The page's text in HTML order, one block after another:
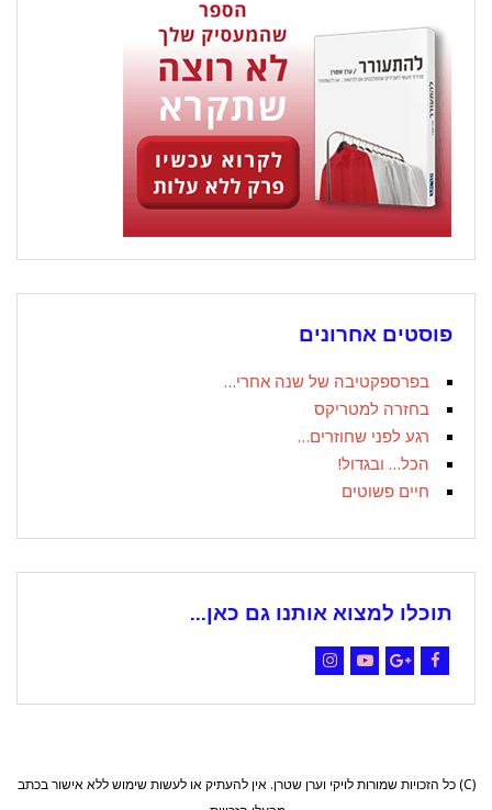
פוסטים אחרונים
בפרספקטיבה של שנה אחרי…
בחזרה למטריקס
רגע לפני שחוזרים…
הכל… ובגדול!
חיים פשוטים
תוכלו למצוא אותנו גם כאן...
(C) כל הזכויות שמורות לויקי וערן שטרן. אין להעתיק או לעשות שימוש ללא אישור בכתב